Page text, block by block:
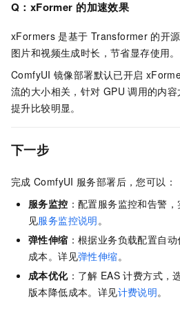
Q：xFormer 的加速效果
xFormers 是基于 Transformer 的开
图片和视频生成时长，节省显存使用。
ComfyUI 镜像部署默认已开启
流的大小相关，针对 GPU 调用的内
提升比较明显。
下一步
完成 ComfyUI 服务部署后，您可以：
服务监控 ：配置服务监控和告警
见服务监控说明 。
弹性伸缩 ：根据业务负载配置自
成本。详见弹性伸缩。
成本优化：了解 EAS 计费方式，
版本降低成本。详见计费说明。